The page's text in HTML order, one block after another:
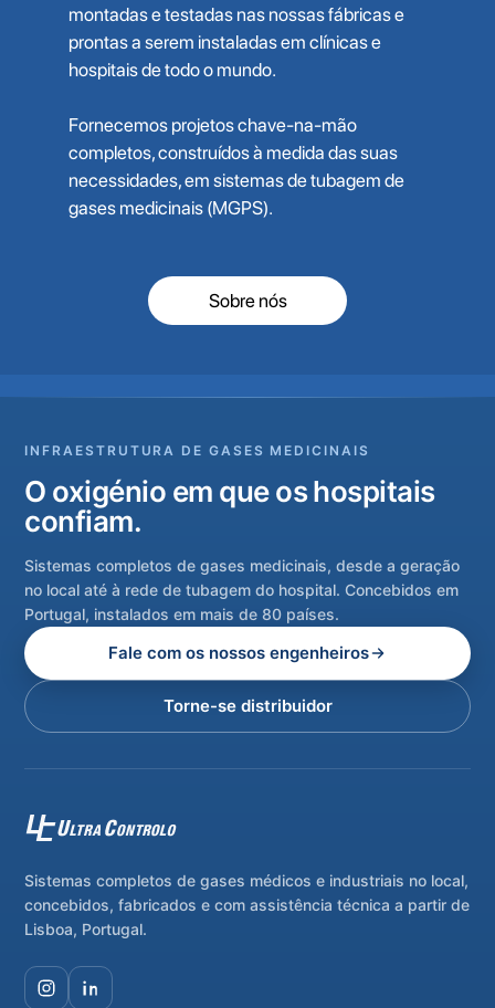
montadas e testadas nas nossas fábricas e
prontas a serem instaladas em clínicas e
hospitais de todo o mundo.
Fornecemos projetos chave-na-mão
completos, construídos à medida das suas
necessidades, em sistemas de tubagem de
gases medicinais (MGPS).
Sobre nós
INFRAESTRUTURA DE GASES MEDICINAIS
O oxigénio em que os hospitais
confiam.
Sistemas completos de gases medicinais, desde a geração
no local até à rede de tubagem do hospital. Concebidos em
Portugal, instalados em mais de 80 países.
Fale com os nossos engenheiros
Torne-se distribuidor
Sistemas completos de gases médicos e industriais no local,
concebidos, fabricados e com assistência técnica a partir de
Lisboa, Portugal.